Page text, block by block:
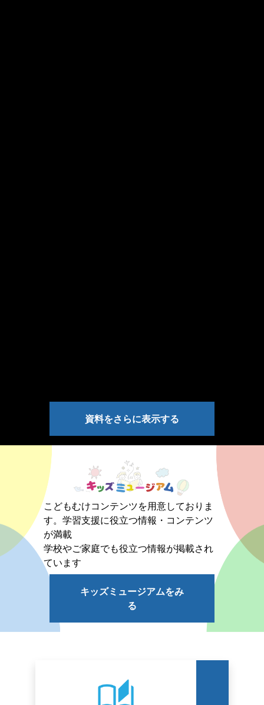
資料をさらに表示する
こどもむけコンテンツを用意しておりま
す。学習支援に役立つ情報・コンテンツ
が満載
学校やご家庭でも役立つ情報が掲載され
ています
キッズミュージアムをみ
る